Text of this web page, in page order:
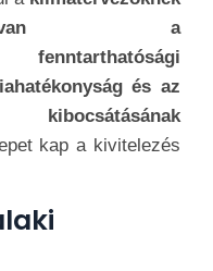
van a
és az
kibocsátásának
kap a kivitelezés